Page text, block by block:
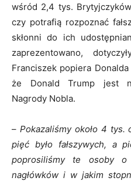
wśród 2,4 tys.
czy potrafią rozpoznać
skłonni do ich
zaprezentowano,
Franciszek popiera
że Donald Trump jest
Nagrody Nobla.
– Pokazaliśmy około 4 tys.
pięć było fałszywych, a
poprosiliśmy te osoby o
nagłówków i w jakim